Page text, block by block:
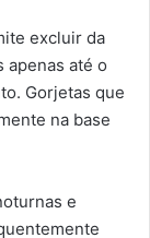
excluir da
apenas até o
Gorjetas que
na base
e